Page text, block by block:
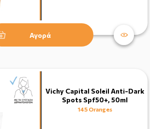
Αγορά
Vichy Capital Soleil Anti-Dark
Spots Spf50+, 50ml
145 Oranges